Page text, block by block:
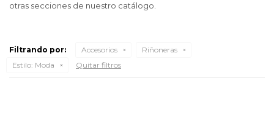
otras secciones de nuestro catálogo.
Filtrando por: Accesorios
Riñoneras
Estilo: Moda Quitar filtros